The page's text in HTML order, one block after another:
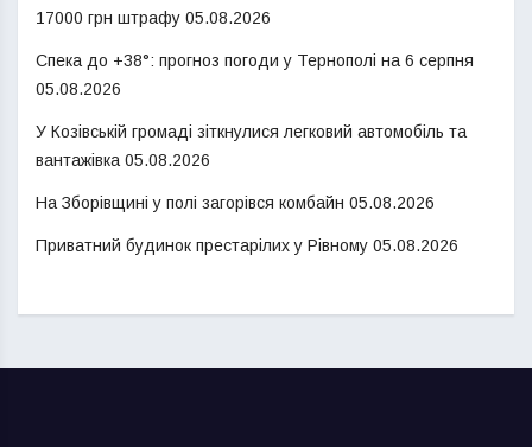
17000 грн штрафу 05.08.2026
Спека до +38°: прогноз погоди у Тернополі на 6 серпня
05.08.2026
У Козівській громаді зіткнулися легковий автомобіль та
вантажівка 05.08.2026
На Зборівщині у полі загорівся комбайн 05.08.2026
Приватний будинок престарілих у Рівному 05.08.2026